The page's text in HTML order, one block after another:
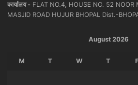
कार्यालय - FLAT NO.4, HOUSE NO. 52 NOOR
MASJID ROAD HUJUR BHOPAL Dist.-
August 2026
M T W T F